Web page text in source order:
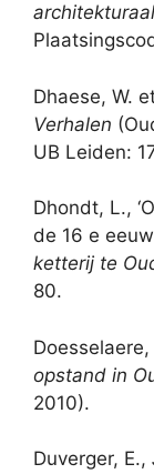
Dhaese, W.
Verhalen
UB Leiden:
Dhondt, L.,
de 16 e
ketterij te
80.
Doesselaere,
opstand in
2010).
Duverger, E.,